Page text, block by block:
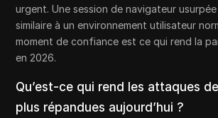
urgent. Une session de navigateur
similaire à un environnement utilisateur
moment de confiance est ce qui rend la
en 2026.
Qu’est-ce qui rend les attaques
plus répandues aujourd’hui ?